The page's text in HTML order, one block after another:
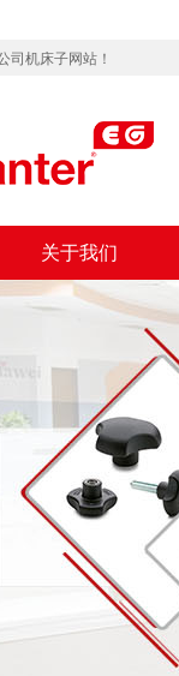
司机床子网站！
关于我们